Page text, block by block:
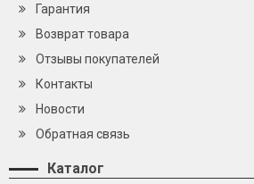
Гарантия
Возврат товара
Отзывы покупателей
Контакты
Новости
Обратная связь
Каталог